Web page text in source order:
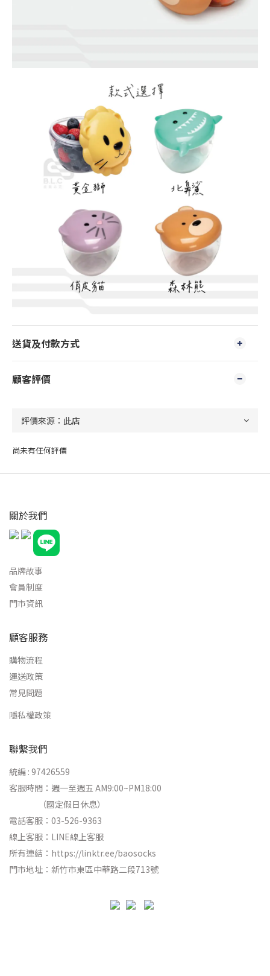
送貨及付款方式
顧客評價
尚未有任何評價
關於我們
品牌故事
會員制度
門市資訊
顧客服務
購物流程
運送政策
常見問題
隱私權政策
聯繫我們
統編 : 97426559
客服時間：週一至週五 AM9:00~PM18:00
（國定假日休息）
電話客服：03-526-9363
線上客服： LINE線上客服
所有連結： https://linktr.ee/baosocks
門市地址：新竹市東區中華路二段713號